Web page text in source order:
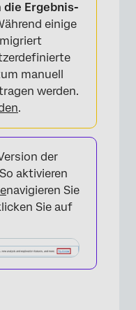
die Ergebnis-
einige
manuell
werden.
.
der
aktivieren
navigieren Sie
Sie auf